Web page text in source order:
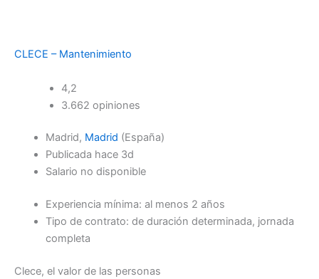
CLECE – Mantenimiento
4,2
3.662 opiniones
Madrid, Madrid (España)
Publicada hace 3d
Salario no disponible
Experiencia mínima: al menos 2 años
Tipo de contrato: de duración determinada, jornada
completa
Clece, el valor de las personas